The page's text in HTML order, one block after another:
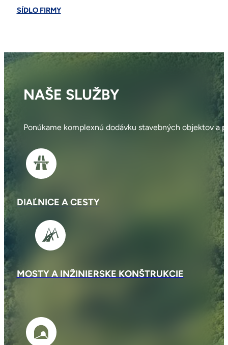
SÍDLO FIRMY
NAŠE SLUŽBY
Ponúkame komplexnú dodávku stavebných objektov a
DIAĽNICE A CESTY
MOSTY A INŽINIERSKE KONŠTRUKCIE